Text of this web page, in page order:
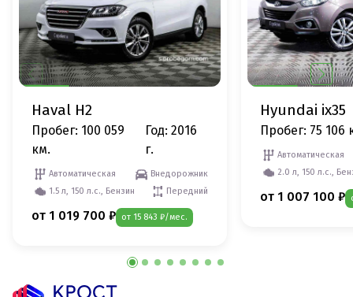
Haval H2
Пробег: 100 059
км.
Год: 2016
г.
Автоматическая
Внедорожник
1.5 л, 150 л.с., Бензин
Передний
от 1 019 700 ₽ от 15 843 ₽/мес.
Hyundai ix35
Пробег: 75 106
Автоматическая
2.0 л, 150 л.с.,
от 1 007 100 ₽